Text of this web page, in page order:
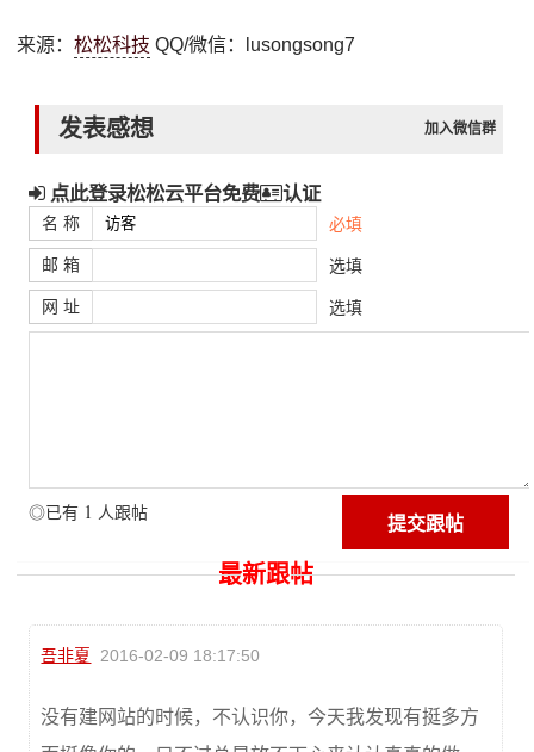
来源：松松科技 QQ/微信：lusongsong7
发表感想 加入微信群
点此登录松松云平台免费 认证
名 称 必填
邮 箱 选填
网 址 选填
◎已有 1 人跟帖
最新跟帖
吾非夏 2016-02-09 18:17:50
没有建网站的时候，不认识你，今天我发现有挺多方